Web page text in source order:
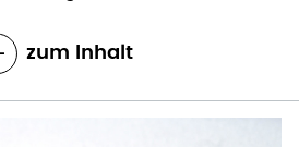
zum Inhalt